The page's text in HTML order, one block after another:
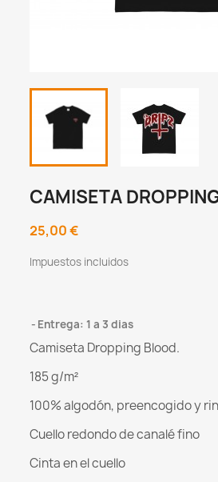
CAMISETA
25,00 €
Impuestos incluidos
Entrega: 1 a 3 dias
Camiseta Dropping Blood.
185 g/m²
100% algodón, preencogido y
Cuello redondo de canalé fino
Cinta en el cuello